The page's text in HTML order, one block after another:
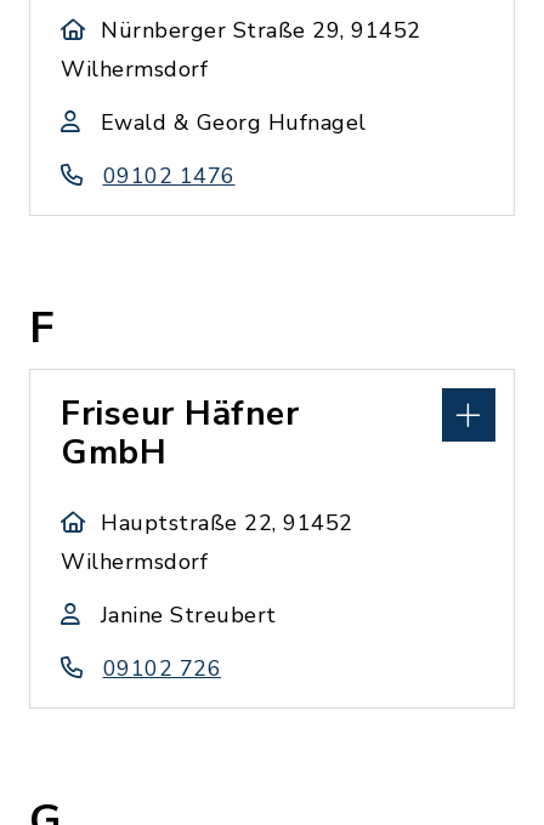
Nürnberger Straße 29, 91452
Wilhermsdorf
Ewald & Georg Hufnagel
09102 1476
F
Friseur Häfner
GmbH
Hauptstraße 22, 91452
Wilhermsdorf
Janine Streubert
09102 726